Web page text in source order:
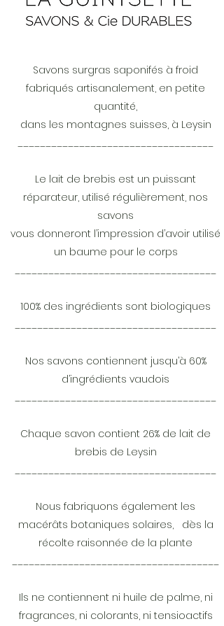
Savons surgras saponifés à froid
fabriqués artisanalement, en petite
quantité,
dans les montagnes suisses, à Leysin
___________________________________
Le lait de brebis est un puissant
réparateur, utilisé régulièrement, nos
savons
vous donneront l’impression d’avoir utilisé
un baume pour le corps
____________________________________
100% des ingrédients sont biologiques
____________________________________
Nos savons contiennent jusqu’à 60%
d’ingrédients vaudois
____________________________________
Chaque savon contient 26% de lait de
brebis de Leysin
____________________________________
Nous fabriquons également les
macérâts botaniques solaires, dès la
récolte raisonnée de la plante
_____________________________________
Ils ne contiennent ni huile de palme, ni
fragrances, ni colorants, ni tensioactifs